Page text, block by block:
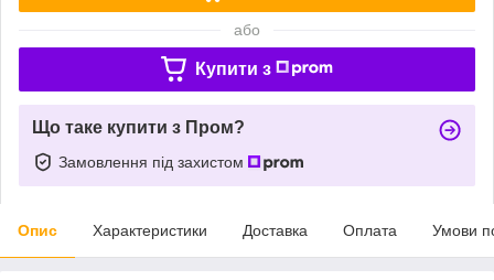
або
Купити з
Що таке купити з Пром?
Замовлення під захистом
Опис Характеристики Доставка Оплата Умови